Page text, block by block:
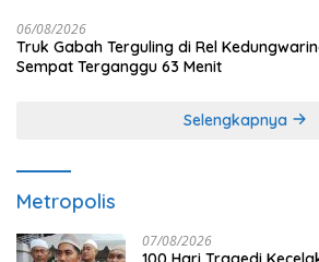
06/08/2026
Truk Gabah Terguling di Rel
Sempat Terganggu 63 Menit
Selengkapnya
Metropolis
07/08/2026